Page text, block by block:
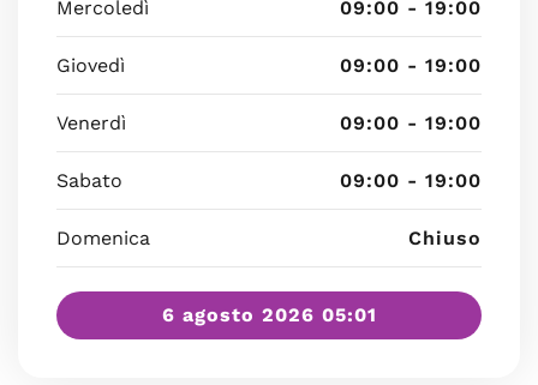
Mercoledì 09:00 - 19:00
Giovedì 09:00 - 19:00
Venerdì 09:00 - 19:00
Sabato 09:00 - 19:00
Domenica Chiuso
6 agosto 2026 05:01